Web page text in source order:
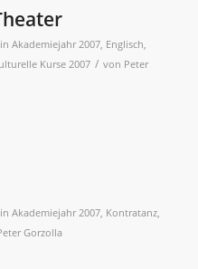
in Akademiejahr 2007, Englisch,
Kurse 2007 / von Peter
in Akademiejahr 2007, Kontratanz,
Gorzolla